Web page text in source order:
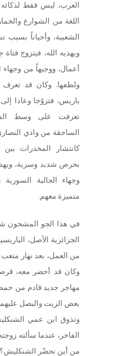
العرب، ليس فقط لذكائه
اللغة من الشوارع
الشعبية، وأحياناً
ويهديه الله، فيتزوج
أعمال، ووجيهاً من وجهاء
ولطفها. وكان قد تعرف
باريس، فتزوّجا وعادا
تعرفت على وسط
الساحقة من وادي
كانتشار المخدرات بين
بحرص شديد وسرية،
وجهاء الجالية
متميزة معهم.
في هذا الجو المشحون
الجزائرية الأصل،
من العمل، بعد نهار
وكان قد أحضر معه،
مهاجر جديد قادم من
بعض الزيت والبصل
وتذوق ابن عمي
الفاخر، عندما سألته
من أين نحضّر الشنكليش؟